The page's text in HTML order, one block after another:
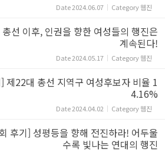
Date2024.06.07 Category웹진
선 이후, 인권을 향한 여성들의 행진은
계속된다!
Date2024.05.17 Category웹진
제22대 총선 지역구 여성후보자 비율 1
4.16%
Date2024.04.02 Category웹진
후기] 성평등을 향해 전진하라! 어두울
수록 빛나는 연대의 행진